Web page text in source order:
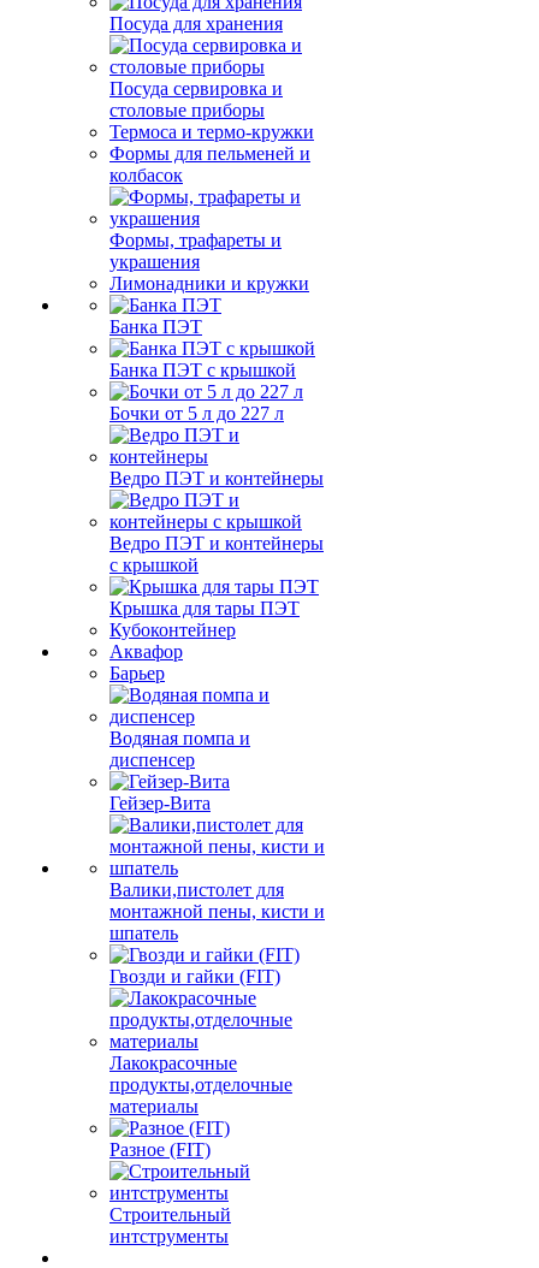
Посуда для хранения
Посуда сервировка и
столовые приборы
Термоса и термо-кружки
Формы для пельменей и
колбасок
Формы, трафареты и
украшения
Лимонадники и кружки
Банка ПЭТ
Банка ПЭТ с крышкой
Бочки от 5 л до 227 л
Ведро ПЭТ и контейнеры
Ведро ПЭТ и контейнеры
с крышкой
Крышка для тары ПЭТ
Кубоконтейнер
Аквафор
Барьер
Водяная помпа и
диспенсер
Гейзер-Вита
Валики,пистолет для
монтажной пены, кисти и
шпатель
Гвозди и гайки (FIT)
Лакокрасочные
продукты,отделочные
материалы
Разное (FIT)
Строительный
интструменты